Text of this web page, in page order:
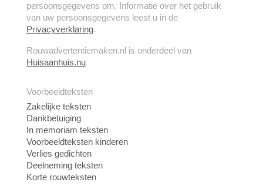
persoonsgegevens om. Informatie over het gebruik
van uw persoonsgegevens leest u in de
Privacyverklaring.
Rouwadvertentiemaken.nl is onderdeel van
Huisaanhuis.nu
Voorbeeldteksten
Zakelijke teksten
Dankbetuiging
In memoriam teksten
Voorbeeldteksten kinderen
Verlies gedichten
Deelneming teksten
Korte rouwteksten